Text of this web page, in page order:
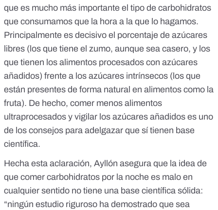
que es mucho más importante el tipo de carbohidratos
que consumamos que la hora a la que lo hagamos.
Principalmente es decisivo el porcentaje de azúcares
libres (los que tiene el zumo, aunque sea casero, y los
que tienen los alimentos procesados con azúcares
añadidos) frente a los azúcares intrínsecos (los que
están presentes de forma natural en alimentos como la
fruta). De hecho, comer menos alimentos
ultraprocesados y vigilar los azúcares añadidos es uno
de los consejos para adelgazar que sí tienen base
científica.
Hecha esta aclaración, Ayllón asegura que la idea de
que comer carbohidratos por la noche es malo en
cualquier sentido no tiene una base científica sólida:
“ningún estudio riguroso ha demostrado que sea